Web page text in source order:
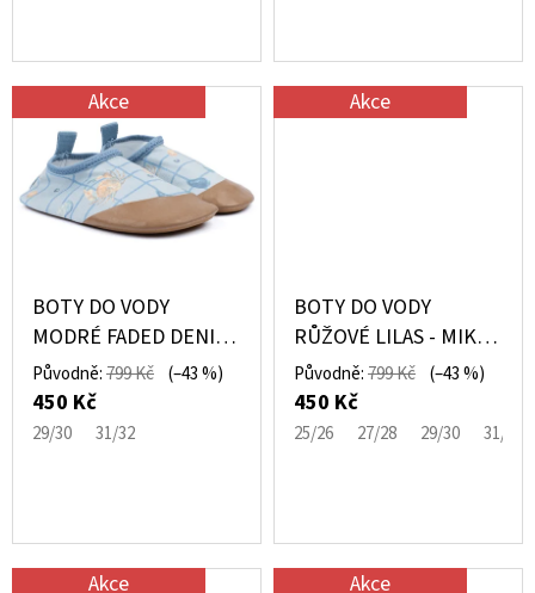
T
Ů Akce
BOTY DO VODY
MODRÉ FADED DENIM
- MIKK-LINE
Původně:799 Kč (–43 %)
450 Kč
29/30 31/32
Akce
BOTY DO VODY
RŮŽOVÉ LILAS - MIKK-
LINE
Původně:799 Kč (–43 %)
450 Kč
25/26 27/28 29/30 31/32
Akce Akce
380
Kč